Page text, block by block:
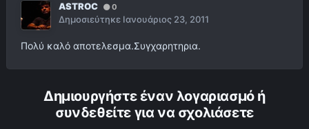
ASTROC 0
Δημοσιεύτηκε Ιανουάριος 23, 2011
Πολύ καλό αποτελεσμα.Συγχαρητηρια.
Δημιουργήστε έναν λογαριασμό ή
συνδεθείτε για να σχολιάσετε